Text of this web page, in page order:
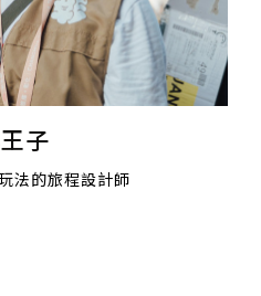
子
法的旅程設計師